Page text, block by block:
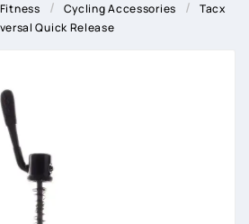
Cycling Accessories
Tacx
Quick Release
Δημιουργία λίστα επιθυμητών